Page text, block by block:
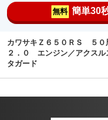
無料 簡単30
カワサキＺ６５０ＲＳ ５
２．０ エンジン／アクス
タガード